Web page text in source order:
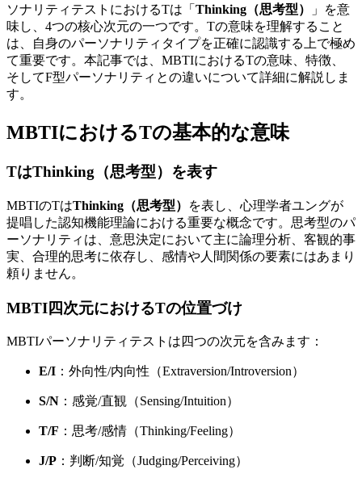
ソナリティテストにおけるTは「 Thinking（思考型）
」を意
味し、4つの核心次元の一つです。Tの意味を理解すること
は、自身のパーソナリティタイプを正確に認識する上で極め
て重要です。本記事では、MBTIにおけるTの意味、特徴、
そしてF型パーソナリティとの違いについて詳細に解説しま
す。
MBTIにおけるTの基本的な意味
TはThinking（思考型）を表す
MBTIのTはThinking（思考型）
を表し、心理学者ユングが
提唱した認知機能理論における重要な概念です。思考型のパ
ーソナリティは、意思決定において主に論理分析、客観的事
実、合理的思考に依存し、感情や人間関係の要素にはあまり
頼りません。
MBTI四次元におけるTの位置づけ
MBTIパーソナリティテストは四つの次元を含みます：
E/I ：外向性/内向性（Extraversion/Introversion）
S/N ：感覚/直観（Sensing/Intuition）
T/F ：思考/感情（Thinking/Feeling）
J/P ：判断/知覚（Judging/Perceiving）